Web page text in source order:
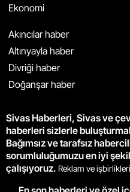
Ekonomi
Akıncılar haber
Altınyayla haber
Divriği haber
Doğanşar haber
Sivas Haberleri, Sivas ve
haberleri sizlerle
Bağımsız ve tarafsız
sorumluluğumuzu en iyi
çalışıyoruz. Reklam ve